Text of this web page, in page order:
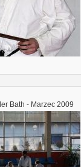
Bath - Marzec 2009